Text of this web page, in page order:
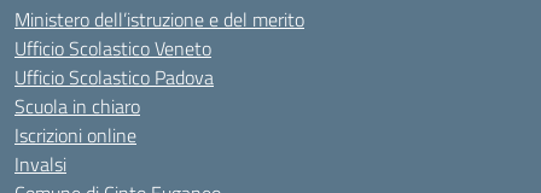
Ministero dell’istruzione e del merito
Ufficio Scolastico Veneto
Ufficio Scolastico Padova
Scuola in chiaro
Iscrizioni online
Invalsi